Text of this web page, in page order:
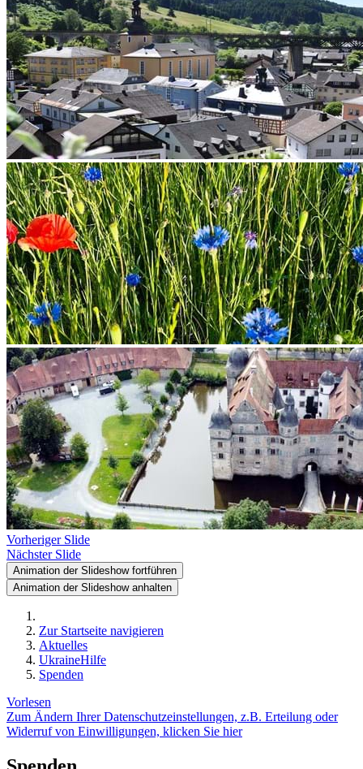
Vorheriger Slide
Nächster Slide
Animation der Slideshow fortführen
Animation der Slideshow anhalten
Zur Startseite navigieren
Aktuelles
UkraineHilfe
Spenden
Vorlesen
Zum Ändern Ihrer Datenschutzeinstellungen, z.B. Erteilung oder
Widerruf von Einwilligungen, klicken Sie hier